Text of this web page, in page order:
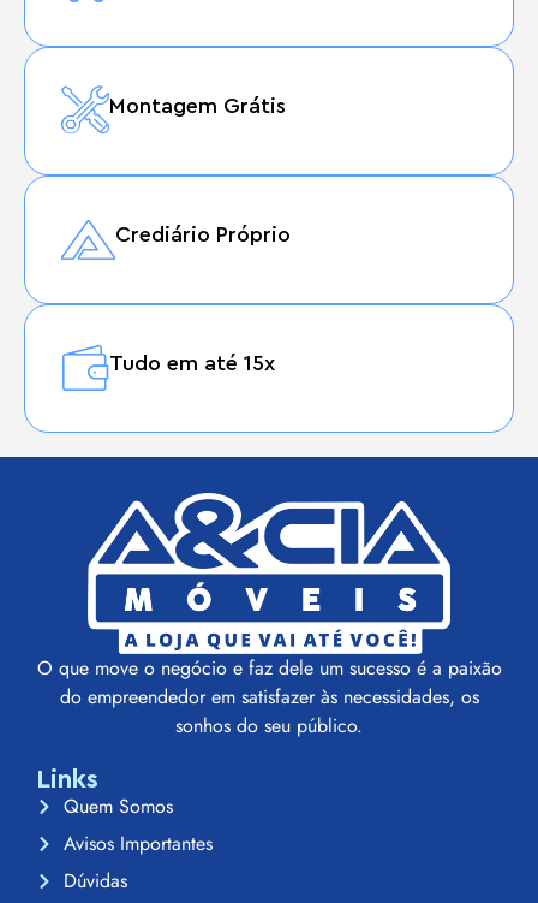
Montagem Grátis
Crediário Próprio
Tudo em até 15x
O que move o negócio e faz dele um sucesso é a paixão
do empreendedor em satisfazer às necessidades, os
sonhos do seu público.
Links
Quem Somos
Avisos Importantes
Dúvidas